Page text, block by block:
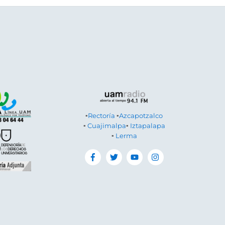
▪Rectoría ▪Azcapotzalco
▪ Cuajimalpa▪ Iztapalapa
▪ Lerma